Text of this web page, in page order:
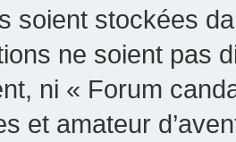
soient stockées
ne soient pas
ni « Forum
et amateur